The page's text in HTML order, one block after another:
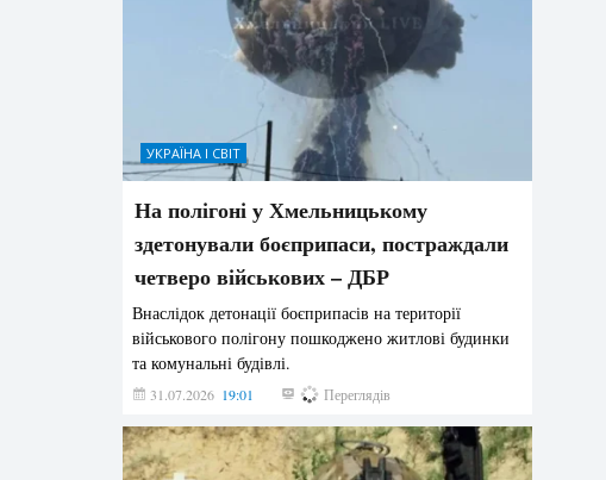
УКРАЇНА І СВІТ
На полігоні у Хмельницькому
здетонували боєприпаси, постраждали
четверо військових – ДБР
Внаслідок детонації боєприпасів на території
військового полігону пошкоджено житлові будинки
та комунальні будівлі.
31.07.2026 19:01 188 Переглядів